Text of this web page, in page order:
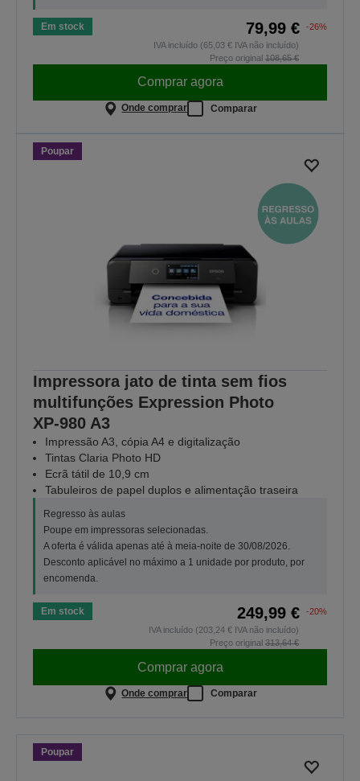
Em stock 79,99 €
-26%
IVA incluído (65,03 € IVA não incluído)
Preço original 108,65 €
Comprar agora
Onde comprar Comparar
Poupar
Impressora jato de tinta sem fios
multifunções Expression Photo
XP‑980 A3
Impressão A3, cópia A4 e digitalização
Tintas Claria Photo HD
Ecrã tátil de 10,9 cm
Tabuleiros de papel duplos e alimentação traseira
Regresso às aulas
Poupe em impressoras selecionadas.
A oferta é válida apenas até à meia-noite de 30/08/2026.
Desconto aplicável no máximo a 1 unidade por produto, por
encomenda.
Em stock 249,99 €
-20%
IVA incluído (203,24 € IVA não incluído)
Preço original 313,64 €
Comprar agora
Onde comprar Comparar
Poupar